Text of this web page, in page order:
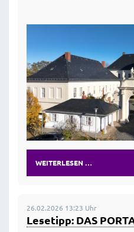
WEITERLESEN …
26.02.2026 13:23 Uhr
Lesetipp: DAS